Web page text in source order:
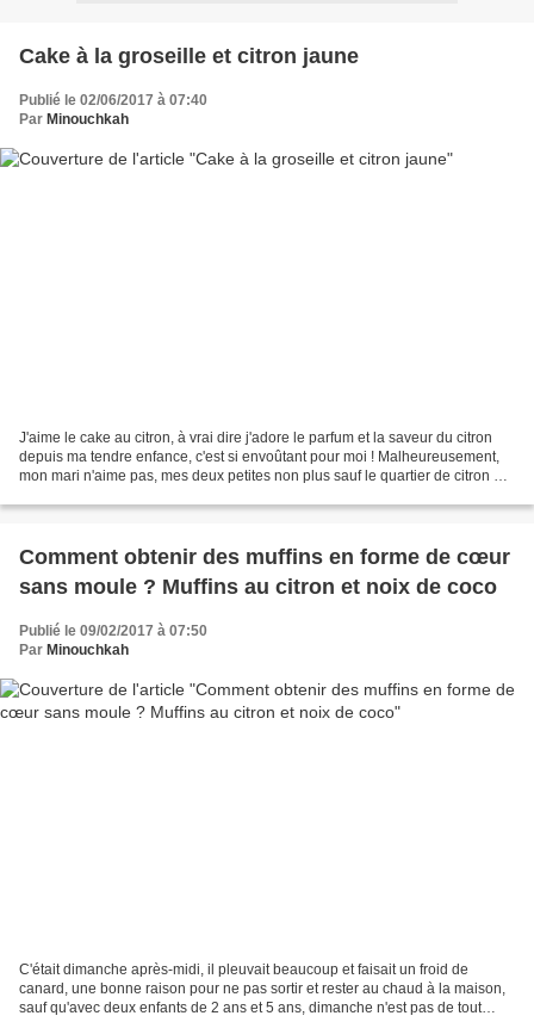
Cake à la groseille et citron jaune
Publié le 02/06/2017 à 07:40
Par Minouchkah
J'aime le cake au citron, à vrai dire j'adore le parfum et la saveur du citron
depuis ma tendre enfance, c'est si envoûtant pour moi ! Malheureusement,
mon mari n'aime pas, mes deux petites non plus sauf le quartier de citron à
Comment obtenir des muffins en forme de cœur
sans moule ? Muffins au citron et noix de coco
Publié le 09/02/2017 à 07:50
Par Minouchkah
C'était dimanche après-midi, il pleuvait beaucoup et faisait un froid de
canard, une bonne raison pour ne pas sortir et rester au chaud à la maison,
sauf qu'avec deux enfants de 2 ans et 5 ans, dimanche n'est pas de tout